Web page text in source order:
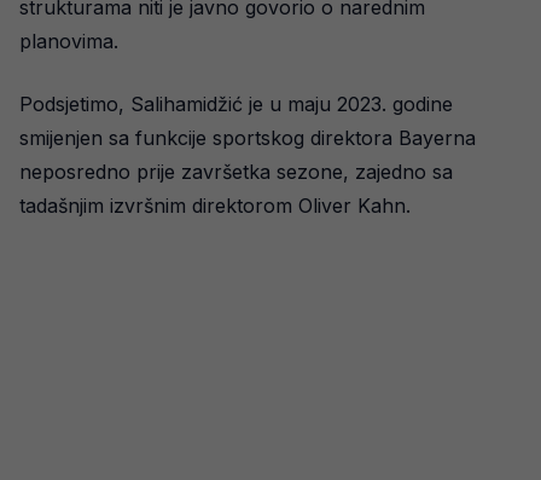
strukturama niti je javno govorio o narednim
planovima.
Podsjetimo, Salihamidžić je u maju 2023. godine
smijenjen sa funkcije sportskog direktora Bayerna
neposredno prije završetka sezone, zajedno sa
tadašnjim izvršnim direktorom Oliver Kahn.